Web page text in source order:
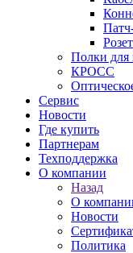
Полки для
КРОСС
Сервис
Новости
Где купить
Партнерам
Техподдержка
О компании
Назад
О
Новости
Политика